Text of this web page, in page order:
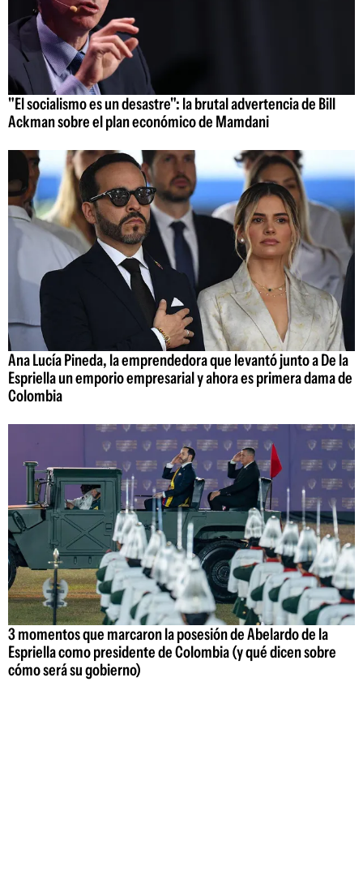
"El socialismo es un desastre": la brutal advertencia de Bill
Ackman sobre el plan económico de Mamdani
Ana Lucía Pineda, la emprendedora que levantó junto a De la
Espriella un emporio empresarial y ahora es primera dama de
Colombia
3 momentos que marcaron la posesión de Abelardo de la
Espriella como presidente de Colombia (y qué dicen sobre
cómo será su gobierno)